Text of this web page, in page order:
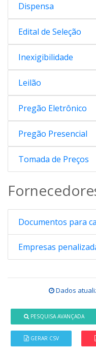
Dispensa
Edital de Seleção
Inexigibilidade
Leilão
Pregão Eletrônico
Pregão Presencial
Tomada de Preços
Documentos para
Empresas
Dados
PESQUISA AVANÇADA
GERAR CSV